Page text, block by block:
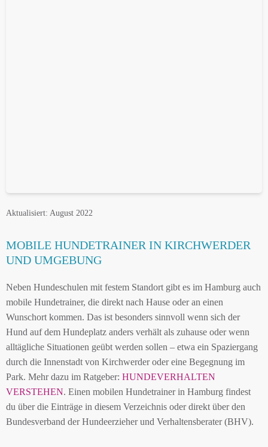
Aktualisiert: August 2022
MOBILE HUNDETRAINER IN KIRCHWERDER
UND UMGEBUNG
Neben Hundeschulen mit festem Standort gibt es im Hamburg auch
mobile Hundetrainer, die direkt nach Hause oder an einen
Wunschort kommen. Das ist besonders sinnvoll wenn sich der
Hund auf dem Hundeplatz anders verhält als zuhause oder wenn
alltägliche Situationen geübt werden sollen – etwa ein Spaziergang
durch die Innenstadt von Kirchwerder oder eine Begegnung im
Park. Mehr dazu im Ratgeber: HUNDEVERHALTEN
VERSTEHEN. Einen mobilen Hundetrainer in Hamburg findest
du über die Einträge in diesem Verzeichnis oder direkt über den
Bundesverband der Hundeerzieher und Verhaltensberater (BHV).